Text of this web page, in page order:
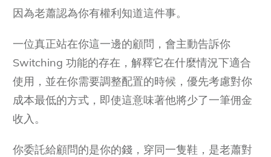
因為老蕭認為你有權利知道這件事。
一位真正站在你這一邊的顧問，會主動告訴你
Switching 功能的存在，解釋它在什麼情況下適合
使用，並在你需要調整配置的時候，優先考慮對你
成本最低的方式，即使這意味著他將少了一筆佣金
收入。
你委託給顧問的是你的錢，穿同一隻鞋，是老蕭對